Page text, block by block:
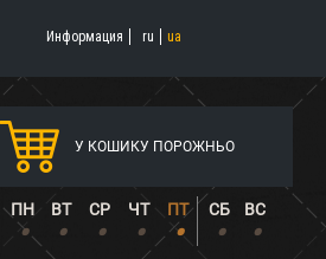
Информация ru ua
У КОШИКУ ПОРОЖНЬО
ПН ВТ СР ЧТ ПТ СБ ВС
• • • • • • •